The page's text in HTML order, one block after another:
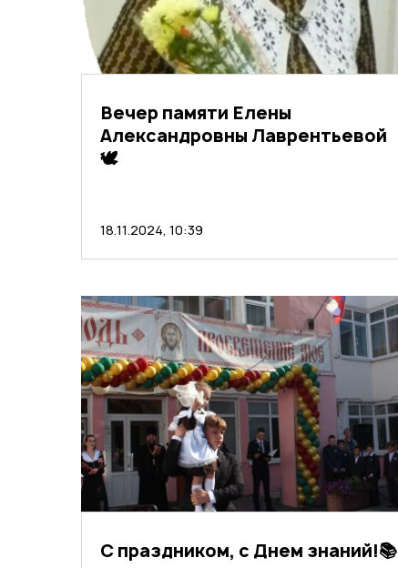
Вечер памяти Елены
Александровны Лаврентьевой
🕊️
18.11.2024, 10:39
С праздником, с Днем знаний!📚